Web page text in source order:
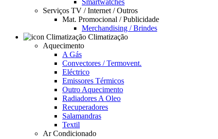
Smartwatches
Serviços TV / Internet / Outros
Mat. Promocional / Publicidade
Merchandising / Brindes
Climatização
Aquecimento
A Gás
Convectores / Termovent.
Eléctrico
Emissores Térmicos
Outro Aquecimento
Radiadores A Oleo
Recuperadores
Salamandras
Textil
Ar Condicionado